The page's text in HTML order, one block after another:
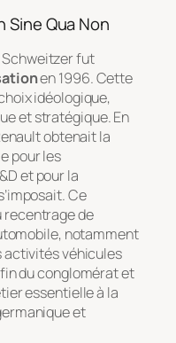
Sine Qua Non
fut
en 1996. Cette
idéologique,
et stratégique. En
obtenait la
pour les
et pour la
Ce
de
notamment
activités véhicules
du conglomérat et
essentielle à la
et